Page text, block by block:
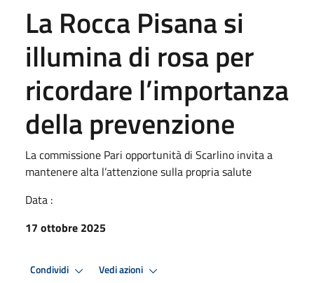
La Rocca Pisana si
illumina di rosa per
ricordare l’importanza
della prevenzione
La commissione Pari opportunità di Scarlino invita a
mantenere alta l’attenzione sulla propria salute
Data :
17 ottobre 2025
Condividi Vedi azioni